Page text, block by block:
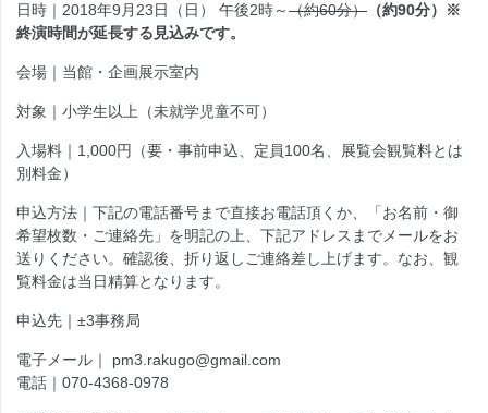
日時｜2018年9月23日（日） 午後2時～（約60分） （約90分）※
終演時間が延長する見込みです。
会場｜当館・企画展示室内
対象｜小学生以上（未就学児童不可）
入場料｜1,000円（要・事前申込、定員100名、展覧会観覧料とは
別料金）
申込方法｜下記の電話番号まで直接お電話頂くか、「お名前・御
希望枚数・ご連絡先」を明記の上、下記アドレスまでメールをお
送りください。確認後、折り返しご連絡差し上げます。なお、観
覧料金は当日精算となります。
申込先｜±3事務局
電子メール｜ pm3.rakugo@gmail.com
電話｜070-4368-0978